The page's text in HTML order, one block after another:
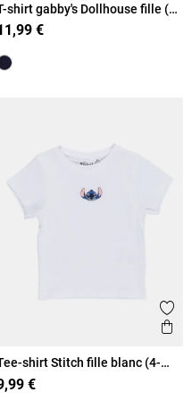
shirt gabby's Dollhouse fille (3-
€
aux favoris
rapide
shirt Stitch fille blanc (4-
€